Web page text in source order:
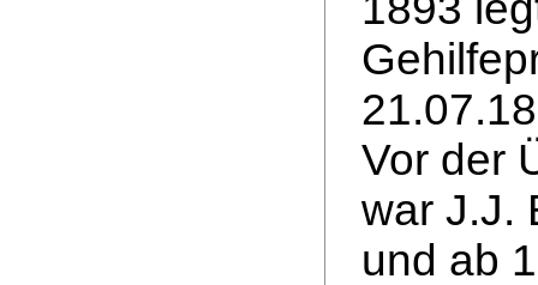
Vor der
war J.J.
und ab